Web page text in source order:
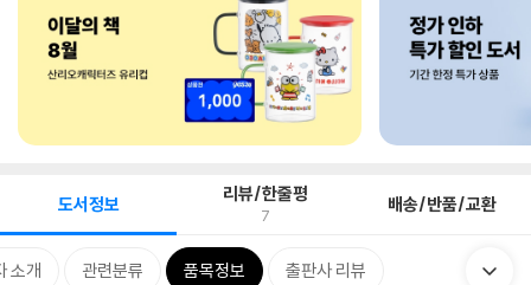
도서정보 리뷰/한줄평
7 배송/반품/교환
소개 관련분류 품목정보 출판사 리뷰